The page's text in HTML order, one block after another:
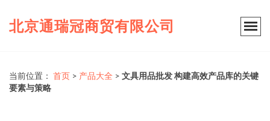
北京通瑞冠商贸有限公司
当前位置： 首页 > 产品大全 > 文具用品批发 构建高效产品库的关键
要素与策略